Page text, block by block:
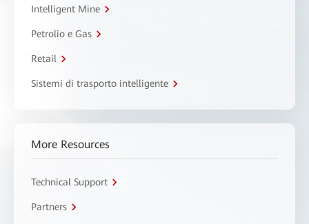
Intelligent Mine
Petrolio e Gas
Retail
Sistemi di trasporto intelligente
More Resources
Technical Support
Partners